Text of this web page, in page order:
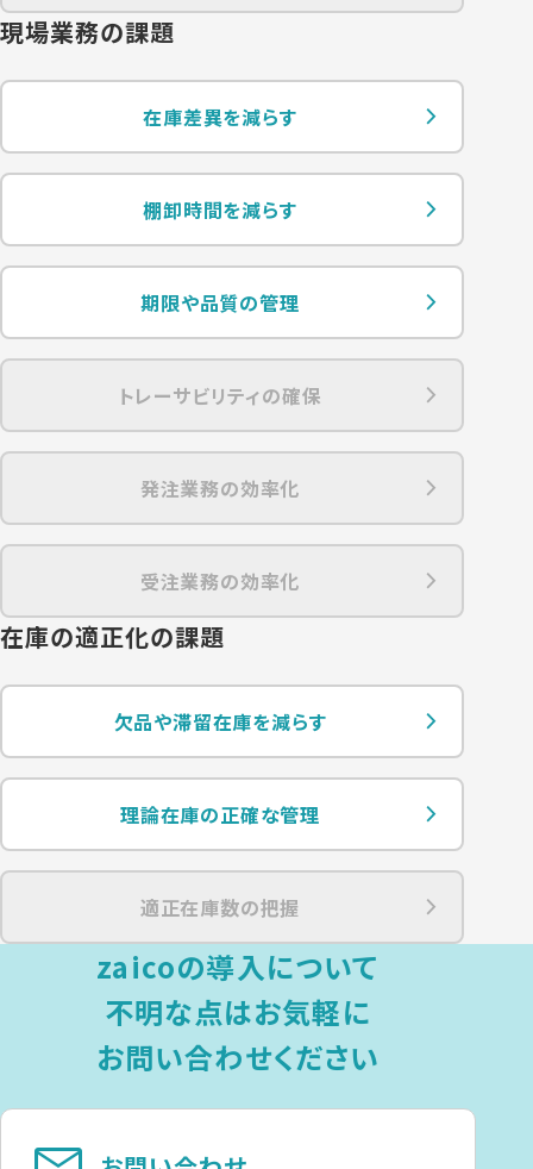
現場業務の課題
在庫差異を減らす
棚卸時間を減らす
期限や品質の管理
トレーサビリティの確保
発注業務の効率化
受注業務の効率化
在庫の適正化の課題
欠品や滞留在庫を減らす
理論在庫の正確な管理
適正在庫数の把握
zaicoの導入について
不明な点はお気軽に
お問い合わせください